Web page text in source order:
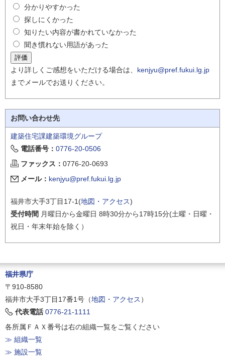
分かりやすかった
探しにくかった
知りたい内容が書かれていなかった
聞き慣れない用語があった
より詳しくご感想をいただける場合は、 kenjyu@pref.fukui.lg.jp
までメールでお送りください。
お問い合わせ先
建築住宅課建築環境グループ
電話番号： 0776-20-0506
ファックス： 0776-20-0693
メール： kenjyu@pref.fukui.lg.jp
福井市大手3丁目17-1(地図・アクセス)
受付時間 月曜日から金曜日 8時30分から17時15分(土曜・日曜・
祝日・年末年始を除く）
福井県庁
〒910-8580
福井市大手3丁目17番1号（地図・アクセス ）
代表電話 0776-21-1111
各所属ＦＡＸ番号は右の組織一覧をご覧ください
≫ 組織一覧
≫ 施設一覧